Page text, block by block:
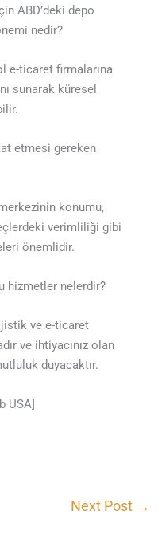
ABD’deki depo
nedir?
e-ticaret firmalarına
sunarak küresel
etmesi gereken
konumu,
verimliliği gibi
önemlidir.
hizmetler nelerdir?
ve e-ticaret
ve ihtiyacınız olan
duyacaktır.
USA]
Next Post →